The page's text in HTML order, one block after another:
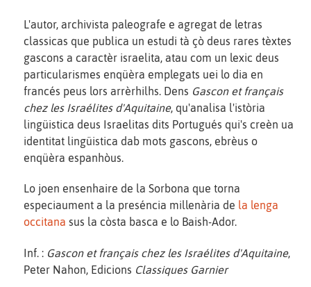
L'autor, archivista paleografe e agregat de letras
classicas que publica un estudi tà çò deus rares tèxtes
gascons a caractèr israelita, atau com un lexic deus
particularismes enqüèra emplegats uei lo dia en
francés peus lors arrèrhilhs. Dens Gascon et français
chez les Israélites d'Aquitaine, qu'analisa l'istòria
lingüistica deus Israelitas dits Portugués qui's creèn ua
identitat lingüistica dab mots gascons, ebrèus o
enqüèra espanhòus.
Lo joen ensenhaire de la Sorbona que torna
especiaument a la preséncia millenària de la lenga
occitana sus la còsta basca e lo Baish-Ador.
Inf. : Gascon et français chez les Israélites d'Aquitaine,
Peter Nahon, Edicions Classiques Garnier